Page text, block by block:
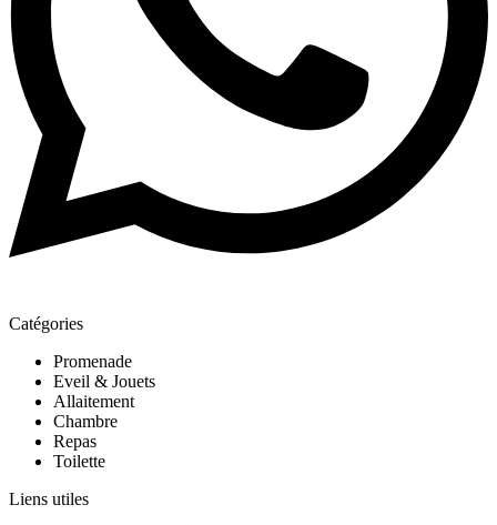
Catégories
Promenade
Eveil & Jouets
Allaitement
Chambre
Repas
Toilette
Liens utiles